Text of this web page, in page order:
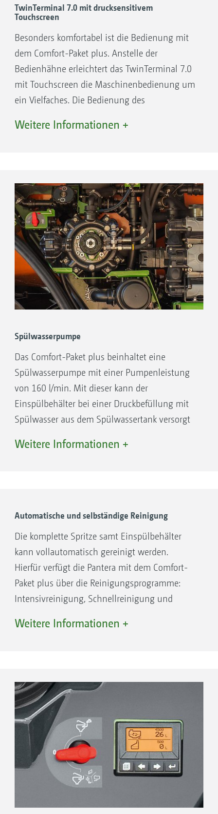
Einfache Bedienung: Funktion anwählen
und die Maschine stellt alles automatisch
ein
Maximaler Komfort: Automatische Befüllung
und automatischer Befüllstopp bei der
Saug- und Druckbefüllung
Maximale Leistung: Automatische
Schnellbefüllung über Injektor nach dem
Einspülvorgang
Autodynamische Rührwerkssteuerung
TwinTerminal 7.0 mit drucksensitivem
Touchscreen
Besonders komfortabel ist die Bedienung mit
dem Comfort-Paket plus. Anstelle der
Bedienhähne erleichtert das TwinTerminal 7.0
mit Touchscreen die Maschinenbedienung um
ein Vielfaches. Die Bedienung des
ausschließlich über den drucksensitiven
Funktion aus und die Spritze stellt sich
automatisch ein!
Im Job-Rechner können zwei individuelle
Befüllprofile für unterschiedliche Bediener
oder Anwendungen hinterlegt werden. Zum
Befüllen muss dann nur noch der Schlauch
angekuppelt werden, und die Maschine füllt
den Spritzflüssigkeitstank und den
gewünschten Tankfüllstand. Optional kann der
Befüllpause für den Spritzflüssigkeitstank
wählen.
Weitere Informationen +
Spülwasserpumpe
Das Comfort-Paket plus beinhaltet eine
Spülwasserpumpe mit einer Pumpenleistung
von 160 l/min. Mit dieser kann der
Einspülbehälter bei einer Druckbefüllung mit
Spülwasser aus dem Spülwassertank versorgt
Mit der Spülwasserpumpe können der
ermöglicht zudem eine schnellere Reinigung
Weitere Informationen +
Automatische und selbständige Reinigung
Die komplette Spritze samt Einspülbehälter
kann vollautomatisch gereinigt werden.
Hierfür verfügt die Pantera mit dem Comfort-
Paket plus über die Reinigungsprogramme:
Intensivreinigung, Schnellreinigung und
Außerdem kann sich der Einspülbehälter nach
Weitere Informationen +